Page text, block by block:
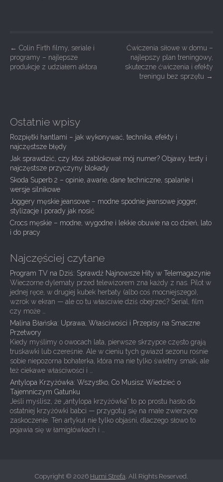
P
o
a
v
i
g
a
t
i
o
n
← Colin Firth filmy, seriale i
programy – najlepsze
produkcje z udziałem aktora
Ćwiczenia siłowe w domu –
najlepszy plan treningowy,
skuteczne ćwiczenia i efekty
treningu bez sprzętu →
Ostatnie wpisy
Rozpiętki hantlami – jak wykonywać, technika, efekty i
najczęstsze błędy
Jak sprawdzić, czy ktoś zablokował mój numer? Objawy, testy i
najczęstsze przyczyny blokady
Skoda Superb 2 – opinie, awarie, dane techniczne, spalanie i
wersje silnikowe
Joggery męskie jeansowe – modne spodnie jeansowe jogger,
stylizacje i porady jak nosić
Crocs męskie – modne, wygodne i lekkie obuwie na co dzień, lato
i do pracy
Najczęściej czytane
Program TV na Dziś: Sprawdź Najnowsze Hity w Telemagazynie
Wieczorne dylematy przed telewizorem zna każdy z nas. Pilot w
jednej ręce, w drugiej kubek herbaty (albo coś mocniejszego),
wzrok w ekran — ale co tu właściwie dziś obejrzeć? Serial, film
czy może …
Malina Błańska: Uprawa, Właściwości i Przepisy na Smaczne
Przetwory
Kiedy myślimy o owocach lata, pierwsze skrzypce często grają
truskawki lub czereśnie. Ale w cieniu tych gwiazd sezonu rośnie
sobie niepozorna bohaterka, która ma nie tylko świetny smak, ale
też ciekawe właściwości i …
Antylopa Krzyżówka: Wszystko, Co Musisz Wiedzieć o
Tajemniczym Gatunku
Jeśli myślisz, że „antylopa krzyżówka” to po prostu hasło do
ostatniej krzyżówki babci — przygotuj się na małe zwierzęce
zaskoczenie. Ten artykuł nie tylko objaśni, dlaczego słowo to
pojawia się w łamigłówkach i …
Copyright © 2026 Humi Strefa. All Rights Reserved.